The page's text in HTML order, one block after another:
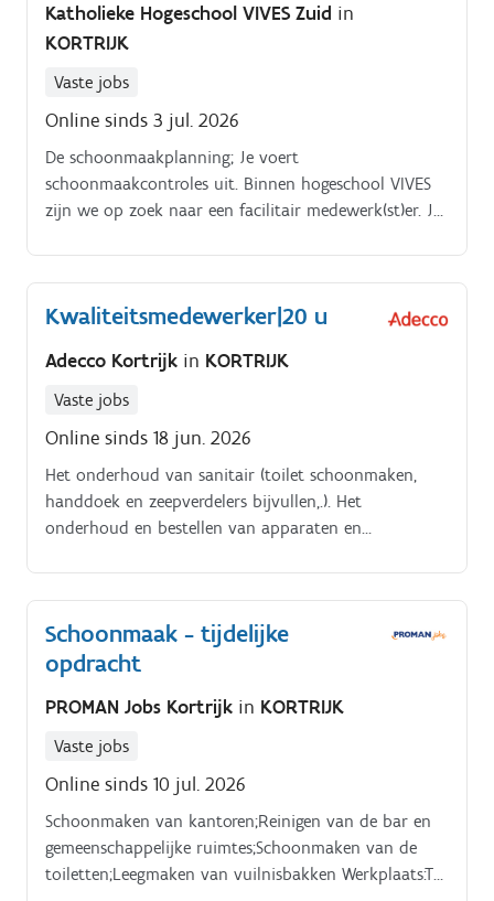
waarschuwingsborden zichtbaar zijn Toezien op een
veilige en ordelijke werkomgeving
Katholieke Hogeschool VIVES Zuid in
KORTRIJK
Vaste jobs
Online sinds 3 jul. 2026
De schoonmaakplanning; Je voert
schoonmaakcontroles uit. Binnen hogeschool VIVES
zijn we op zoek naar een facilitair medewerk(st)er. Je
Kwaliteitsmedewerker|20 u
Adecco Kortrijk in KORTRIJK
Vaste jobs
Online sinds 18 jun. 2026
Het onderhoud van sanitair (toilet schoonmaken,
handdoek en zeepverdelers bijvullen,.). Het
onderhoud en bestellen van apparaten en
Schoonmaak - tijdelijke
opdracht
PROMAN Jobs Kortrijk in KORTRIJK
Vaste jobs
Online sinds 10 jul. 2026
Schoonmaken van kantoren;Reinigen van de bar en
gemeenschappelijke ruimtes;Schoonmaken van de
toiletten;Leegmaken van vuilnisbakken Werkplaats:Tot